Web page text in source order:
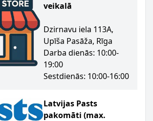
veikalā
Dzirnavu iela 113A,
Upīša Pasāža, Rīga
Darba dienās: 10:00-
19:00
Sestdienās: 10:00-16:00
Latvijas Pasts
pakomāti (max.